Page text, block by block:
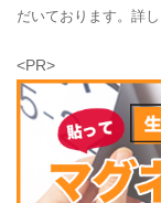
だいております。詳
<PR>